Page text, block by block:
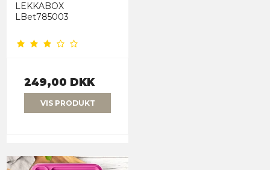
LEKKABOX
LBet785003
249,00 DKK
VIS PRODUKT